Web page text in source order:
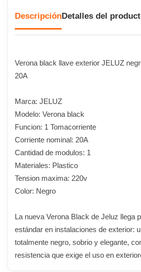
DescripciónDetalles del
Verona black llave exterior JELUZ
20A
Marca: JELUZ
Modelo: Verona black
Funcion: 1 Tomacorriente
Corriente nominal: 20A
Cantidad de modulos: 1
Materiales: Plastico
Tension maxima: 220v
Color: Negro
La nueva Verona Black de Jeluz llega
estándar en instalaciones de exterior:
totalmente negro, sobrio y elegante,
resistencia que exige el uso en